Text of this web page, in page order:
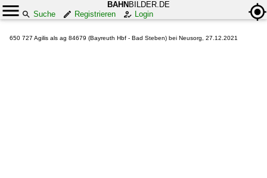
BAHN BILDER.DE
Suche
Registrieren Login
650 727 Agilis als ag 84679 (Bayreuth Hbf - Bad Steben) bei Neusorg, 27.12.2021